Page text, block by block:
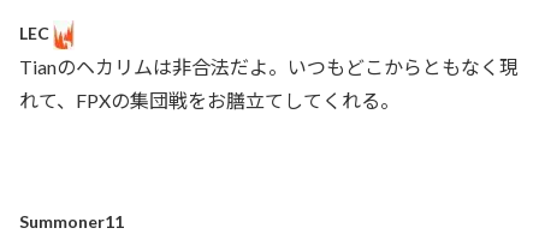
LEC
Tianのヘカリムは非合法だよ。いつもどこからともなく現
れて、FPXの集団戦をお膳立てしてくれる。
Summoner11